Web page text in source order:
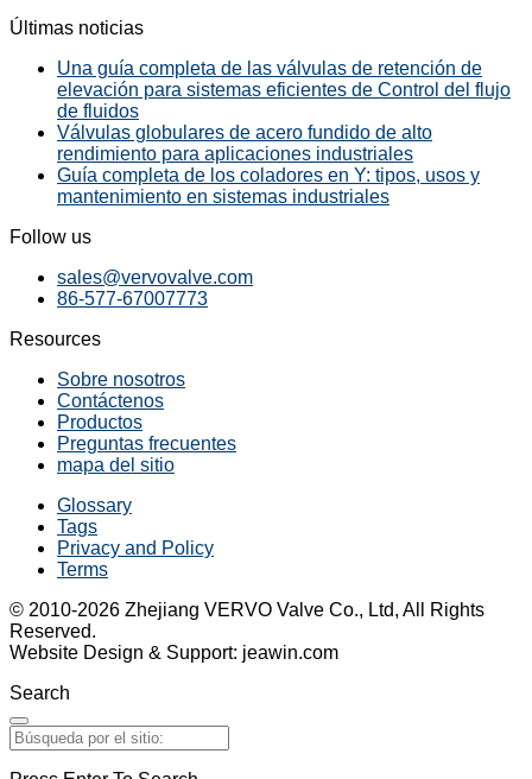
Últimas noticias
Una guía completa de las válvulas de retención de
elevación para sistemas eficientes de Control del flujo
de fluidos
Válvulas globulares de acero fundido de alto
rendimiento para aplicaciones industriales
Guía completa de los coladores en Y: tipos, usos y
mantenimiento en sistemas industriales
Follow us
sales@vervovalve.com
86-577-67007773
Resources
Sobre nosotros
Contáctenos
Productos
Preguntas frecuentes
mapa del sitio
Glossary
Tags
Privacy and Policy
Terms
© 2010-2026 Zhejiang VERVO Valve Co., Ltd, All Rights
Reserved.
Website Design & Support: jeawin.com
Search